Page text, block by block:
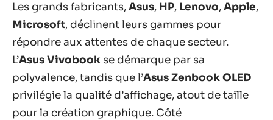
Les grands fabricants,Asus, HP, Lenovo,Apple,
Microsoft, déclinent leurs gammes pour
répondre aux attentes de chaque secteur.
L’Asus Vivobook se démarque par sa
polyvalence, tandis que l’Asus Zenbook OLED
privilégie la qualité d’affichage, atout de taille
pour la création graphique. Côté